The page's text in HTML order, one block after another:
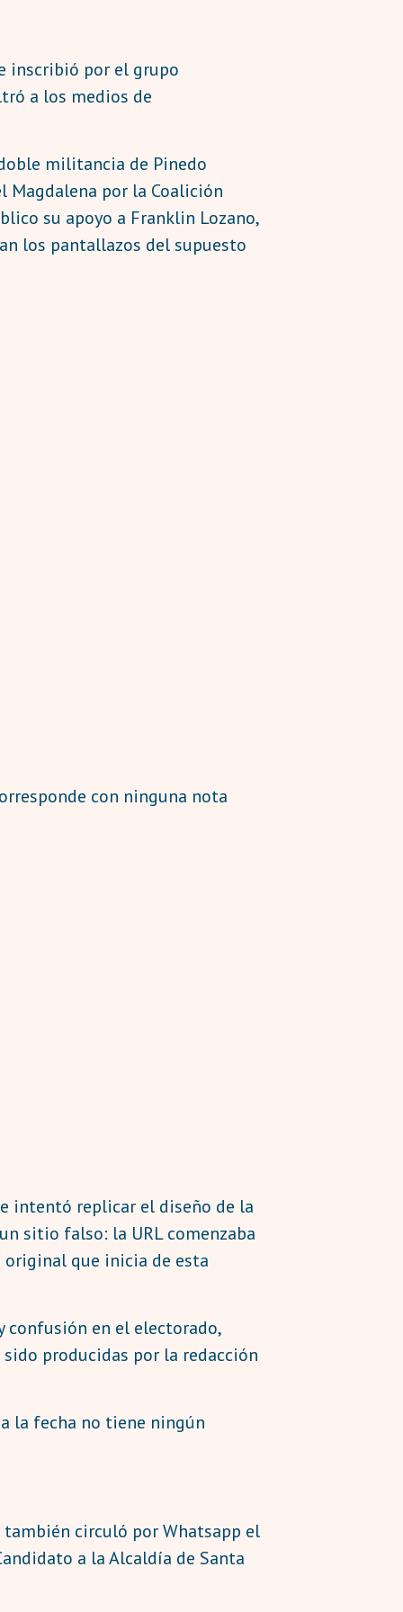
inscribió por el grupo
a los medios de
militancia de Pinedo
Magdalena por la Coalición
su apoyo a Franklin Lozano,
los pantallazos del supuesto
con ninguna nota
intentó replicar el diseño de la
sitio falso: la URL comenzaba
original que inicia de esta
confusión en el electorado,
producidas por la redacción
la fecha no tiene ningún
circuló por Whatsapp el
a la Alcaldía de Santa